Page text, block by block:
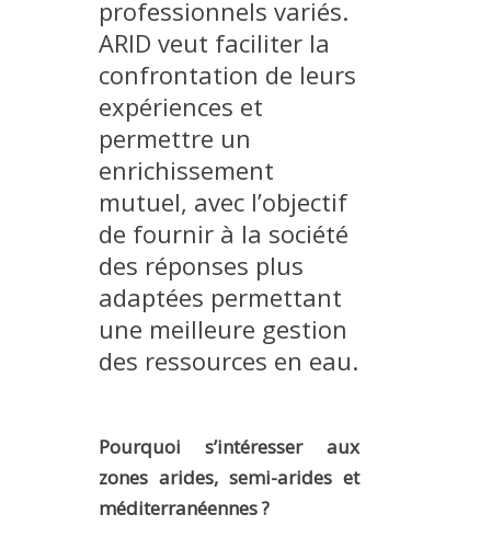
WORKING PAPERS
NOTES THÉMATIQUES
NOS TRAVAUX EN VIDÉO
professionnels variés.
ARID veut faciliter la
confrontation de leurs
expériences et
permettre un
enrichissement
mutuel, avec l’objectif
de fournir à la société
des réponses plus
adaptées permettant
une meilleure gestion
des ressources en eau.
Pourquoi s’intéresser aux
zones arides, semi-arides et
méditerranéennes ?